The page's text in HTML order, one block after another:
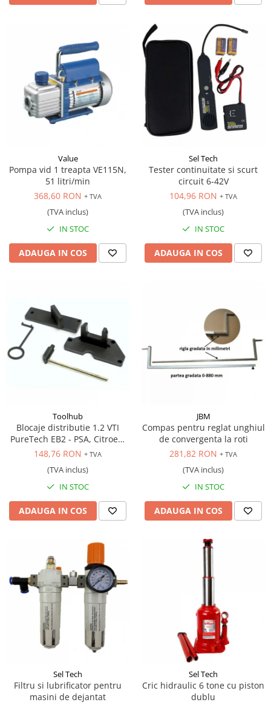
Value
Pompa vid 1 treapta VE115N,
51 litri/min
368,60 RON + TVA
(TVA inclus)
IN STOC
ADAUGA IN COS
Sel Tech
Tester continuitate si scurt
circuit 6-42V
104,96 RON + TVA
(TVA inclus)
IN STOC
ADAUGA IN COS
Toolhub
Blocaje distributie 1.2 VTI
PureTech EB2 - PSA, Citroen,
Peugeot, DS, Opel
148,76 RON + TVA
(TVA inclus)
IN STOC
ADAUGA IN COS
JBM
Compas pentru reglat unghiul
de convergenta la roti
281,82 RON + TVA
(TVA inclus)
IN STOC
ADAUGA IN COS
Sel Tech
Filtru si lubrificator pentru
masini de dejantat
Sel Tech
Cric hidraulic 6 tone cu piston
dublu